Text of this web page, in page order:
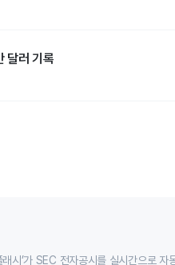
달러 기록
시’가 SEC 전자공시를 실시간으로 자